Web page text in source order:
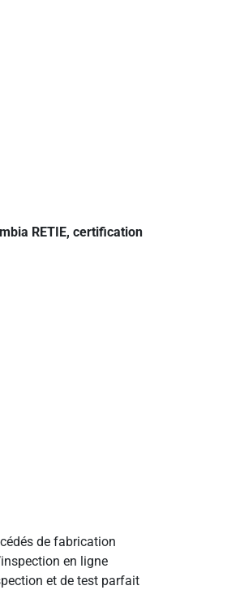
RETIE, certification
de fabrication
en ligne
et de test parfait